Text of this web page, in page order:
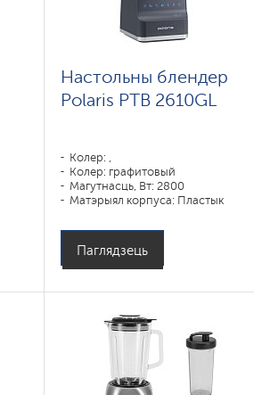
Настольны блендер
Polaris PTB 2610GL
Колер: ,
Колер: графитовый
Магутнасць, Вт: 2800
Матэрыял корпуса: Пластык
Паглядзець